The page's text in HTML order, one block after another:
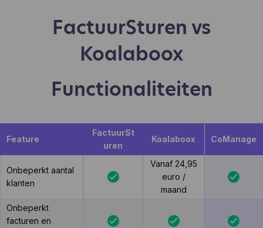
FactuurSturen vs
Koalaboox
Functionaliteiten
Feature
FactuurSt
uren
Koalaboox CoManage
Onbeperkt aantal
klanten
Vanaf 24,95
euro /
maand
Onbeperkt
facturen en